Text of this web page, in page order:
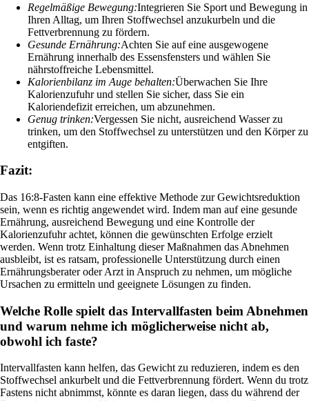
Regelmäßige Bewegung:Integrieren Sie Sport und Bewegung in
Ihren Alltag, um Ihren Stoffwechsel anzukurbeln und die
Fettverbrennung zu fördern.
Gesunde Ernährung:Achten Sie auf eine ausgewogene
Ernährung innerhalb des Essensfensters und wählen Sie
nährstoffreiche Lebensmittel.
Kalorienbilanz im Auge behalten:Überwachen Sie Ihre
Kalorienzufuhr und stellen Sie sicher, dass Sie ein
Kaloriendefizit erreichen, um abzunehmen.
Genug trinken:Vergessen Sie nicht, ausreichend Wasser zu
trinken, um den Stoffwechsel zu unterstützen und den Körper zu
entgiften.
Fazit:
Das 16:8-Fasten kann eine effektive Methode zur Gewichtsreduktion
sein, wenn es richtig angewendet wird. Indem man auf eine gesunde
Ernährung, ausreichend Bewegung und eine Kontrolle der
Kalorienzufuhr achtet, können die gewünschten Erfolge erzielt
werden. Wenn trotz Einhaltung dieser Maßnahmen das Abnehmen
ausbleibt, ist es ratsam, professionelle Unterstützung durch einen
Ernährungsberater oder Arzt in Anspruch zu nehmen, um mögliche
Ursachen zu ermitteln und geeignete Lösungen zu finden.
Welche Rolle spielt das Intervallfasten beim Abnehmen
und warum nehme ich möglicherweise nicht ab,
obwohl ich faste?
Intervallfasten kann helfen, das Gewicht zu reduzieren, indem es den
Stoffwechsel ankurbelt und die Fettverbrennung fördert. Wenn du trotz
Fastens nicht abnimmst, könnte es daran liegen, dass du während der